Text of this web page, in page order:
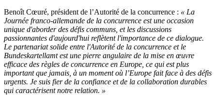
Benoît Cœuré, président de l’Autorité de la concurrence : « La
Journée franco-allemande de la concurrence est une occasion
unique d'aborder des défis communs, et les discussions
passionnantes d'aujourd'hui reflètent l'importance de ce dialogue.
Le partenariat solide entre l'Autorité de la concurrence et le
Bundeskartellamt est une pierre angulaire de la mise en œuvre
efficace des règles de concurrence en Europe, ce qui est plus
important que jamais, à un moment où l’Europe fait face à des défis
urgents. Je suis fier de la confiance et de la collaboration durables
qui caractérisent notre relation. »